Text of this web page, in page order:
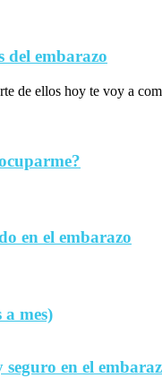
del embarazo
de ellos hoy te voy a
en el embarazo
a mes)
en el